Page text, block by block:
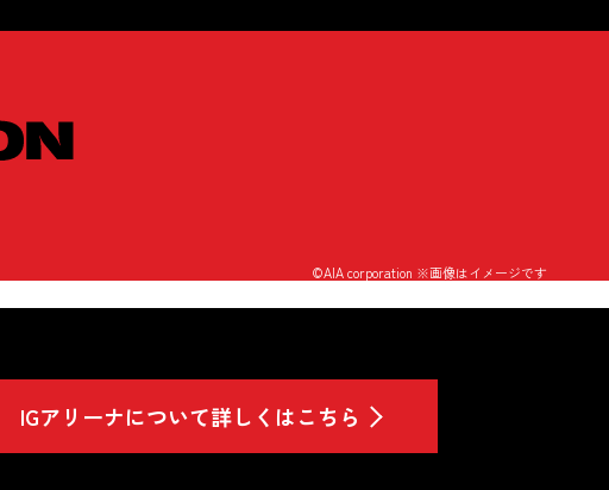
©AIA corporation ※画像はイメージです
IGアリーナについて詳しくはこちら